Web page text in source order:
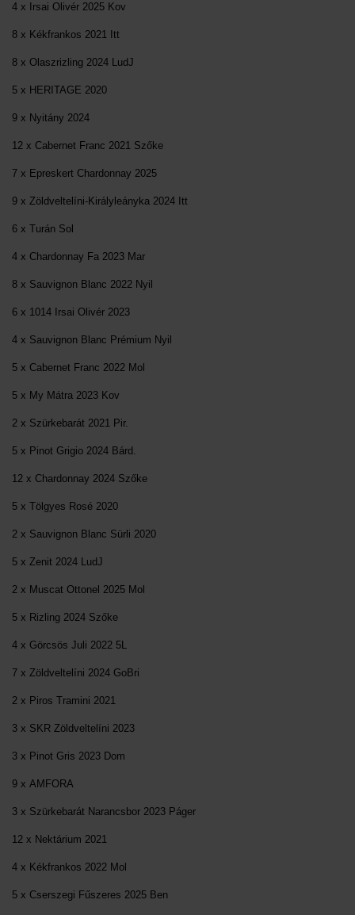
4 x Irsai Olivér 2025 Kov
8 x Kékfrankos 2021 Itt
8 x Olaszrizling 2024 LudJ
5 x HERITAGE 2020
9 x Nyitány 2024
12 x Cabernet Franc 2021 Szőke
7 x Epreskert Chardonnay 2025
9 x Zöldveltelíni-Királyleányka 2024 Itt
6 x Turán Sol
4 x Chardonnay Fa 2023 Mar
8 x Sauvignon Blanc 2022 Nyil
6 x 1014 Irsai Olivér 2023
4 x Sauvignon Blanc Prémium Nyil
5 x Cabernet Franc 2022 Mol
5 x My Mátra 2023 Kov
2 x Szürkebarát 2021 Pir.
5 x Pinot Grigio 2024 Bárd.
12 x Chardonnay 2024 Szőke
5 x Tölgyes Rosé 2020
2 x Sauvignon Blanc Sürli 2020
5 x Zenit 2024 LudJ
2 x Muscat Ottonel 2025 Mol
5 x Rizling 2024 Szőke
4 x Görcsös Juli 2022 5L
7 x Zöldveltelíni 2024 GoBri
2 x Piros Tramini 2021
3 x SKR Zöldveltelíni 2023
3 x Pinot Gris 2023 Dom
9 x AMFORA
3 x Szürkebarát Narancsbor 2023 Páger
12 x Nektárium 2021
4 x Kékfrankos 2022 Mol
5 x Cserszegi Fűszeres 2025 Ben